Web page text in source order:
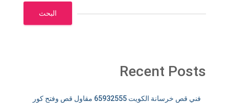
البحث
Recent Posts
فني قص خرسانة الكويت 65932555 مقاول قص وفتح كور